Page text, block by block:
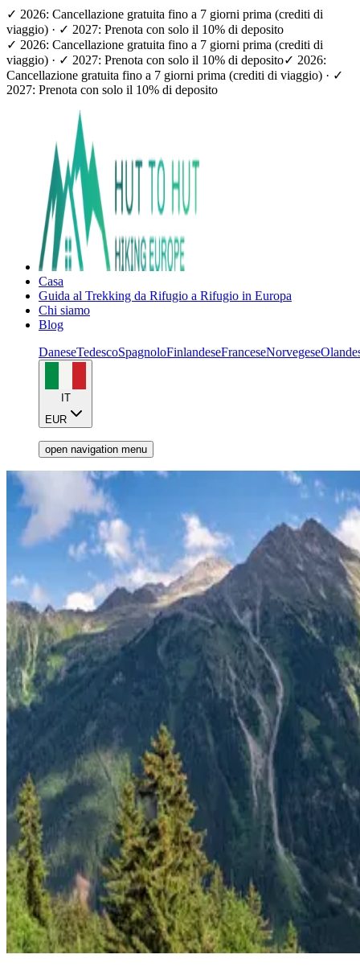
✓ 2026: Cancellazione gratuita fino a 7 giorni prima (crediti di
viaggio) · ✓ 2027: Prenota con solo il 10% di deposito
✓ 2026: Cancellazione gratuita fino a 7 giorni prima (crediti di
viaggio) · ✓ 2027: Prenota con solo il 10% di deposito✓ 2026:
Cancellazione gratuita fino a 7 giorni prima (crediti di viaggio) · ✓
2027: Prenota con solo il 10% di deposito
Casa
Guida al Trekking da Rifugio a Rifugio in Europa
Chi siamo
Blog
DaneseTedescoSpagnoloFinlandeseFranceseNorvegese
IT
EUR
open navigation menu